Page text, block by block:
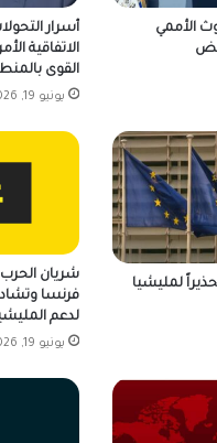
الأممي
أسرار
الاتفاقية
القوى
يونيو 19, 2026
لمليشيا
شريان
فرنسا
لدعم
يونيو 19, 2026